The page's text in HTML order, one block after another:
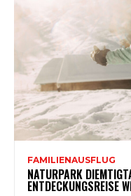
FAMILIENAUSFLUG
NATURPARK
ENTDECKUNGSREISE